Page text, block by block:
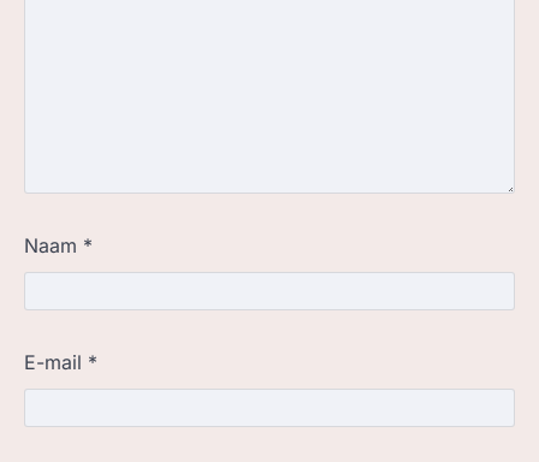
Naam *
E-mail *